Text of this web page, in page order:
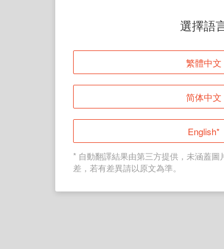
頁面無法顯
登入
返回首頁
選擇語
繁體中文
简体中文
English*
* 自動翻譯結果由第三方提供，未涵蓋
差，若有差異請以原文為準。